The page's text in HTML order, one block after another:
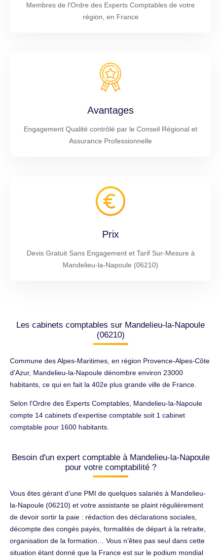
Membres de l'Ordre des Experts Comptables de votre
région, en France
Avantages
Engagement Qualité contrôlé par le Conseil Régional et
Assurance Professionnelle
Prix
Devis Gratuit Sans Engagement et Tarif Sur-Mesure à
Mandelieu-la-Napoule (06210)
Les cabinets comptables sur Mandelieu-la-Napoule
(06210)
Commune des Alpes-Maritimes, en région Provence-Alpes-Côte
d'Azur, Mandelieu-la-Napoule dénombre environ 23000
habitants, ce qui en fait la 402e plus grande ville de France.
Selon l'Ordre des Experts Comptables, Mandelieu-la-Napoule
compte 14 cabinets d'expertise comptable soit 1 cabinet
comptable pour 1600 habitants.
Besoin d'un expert comptable à Mandelieu-la-Napoule
pour votre comptabilité ?
Vous êtes gérant d’une PMI de quelques salariés à Mandelieu-
la-Napoule (06210) et votre assistante se plaint régulièrement
de devoir sortir la paie : rédaction des déclarations sociales,
décompte des congés payés, formalités de départ à la retraite,
organisation de la formation… Vous n’êtes pas seul dans cette
situation étant donné que la France est sur le podium mondial